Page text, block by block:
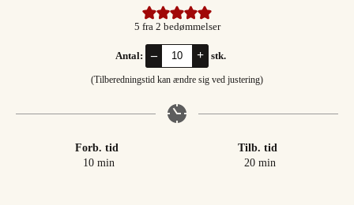
5 fra 2 bedømmelser
Antal: – + stk.
(Tilberedningstid kan ændre sig ved justering)
Forb. tid
10minutter
min
Tilb. tid
20minutter
min